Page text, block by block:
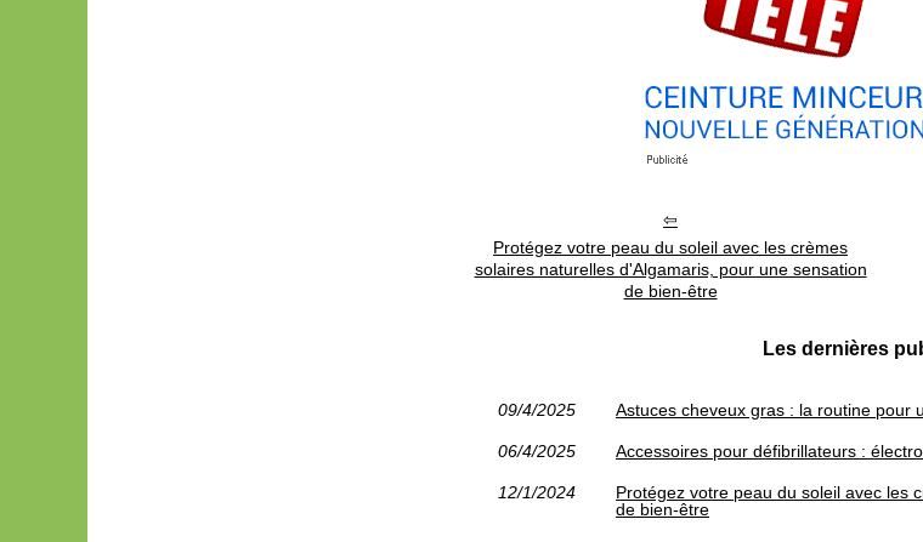
Protégez votre peau du soleil avec les crèmes
solaires naturelles d'Algamaris, pour une sensation
de bien-être
Les dernières
09/4/2025 Astuces cheveux gras : la routine pour
06/4/2025 Accessoires pour défibrillateurs :
12/1/2024
Protégez votre peau du soleil avec les
de bien-être